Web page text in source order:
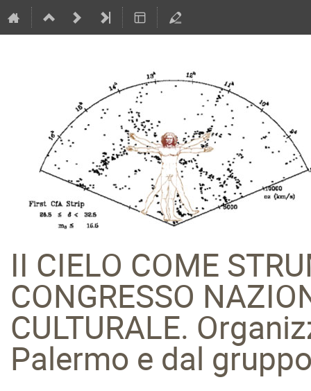
II CIELO COME
CONGRESSO
CULTURALE.
Palermo e dal